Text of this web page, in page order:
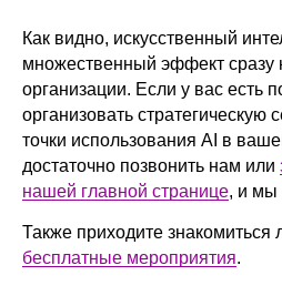
Как видно, искусственный
множественный эффект сразу
организации. Если у вас есть
организовать стратегическую
точки использования AI в
достаточно позвонить нам или
нашей главной странице, и мы
Также приходите знакомиться
бесплатные мероприятия.